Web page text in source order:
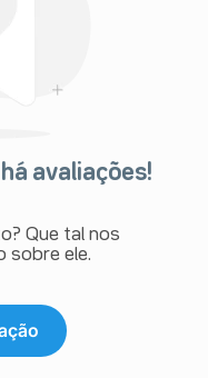
avaliações!
Que tal nos
sobre ele.